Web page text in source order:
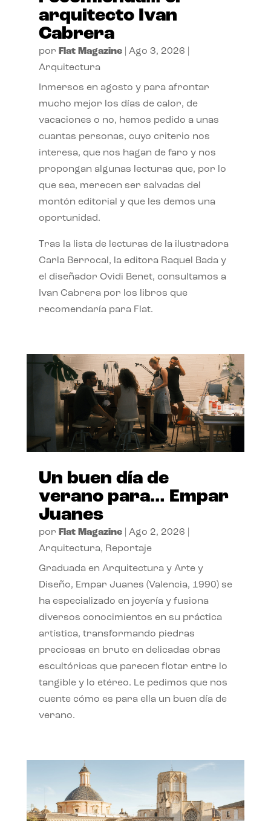
arquitecto Ivan
Cabrera
por Flat Magazine| Ago 3, 2026
Arquitectura
Inmersos en agosto y para afrontar
mucho mejor los días de calor, de
vacaciones o no, hemos pedido a unas
cuantas personas, cuyo criterio nos
interesa, que nos hagan de faro y nos
propongan algunas lecturas que, por lo
que sea, merecen ser salvadas del
montón editorial y que les demos una
oportunidad.
Tras la lista de lecturas de la ilustradora
Carla Berrocal, la editora Raquel Bada y
el diseñador Ovidi Benet, consultamos a
Ivan Cabrera por los libros que
recomendaría para Flat.
Un buen día de
verano para… Empar
Juanes
por Flat Magazine| Ago 2, 2026
Arquitectura, Reportaje
Graduada en Arquitectura y Arte y
Diseño, Empar Juanes (Valencia, 1990) se
ha especializado en joyería y fusiona
diversos conocimientos en su práctica
artística, transformando piedras
preciosas en bruto en delicadas obras
escultóricas que parecen flotar entre lo
tangible y lo etéreo. Le pedimos que nos
cuente cómo es para ella un buen día de
verano.